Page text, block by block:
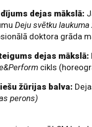
dejas mākslā:
Deju svētku
doktora grāda
dejas mākslā:
cikls
žūrijas balva:
perons)